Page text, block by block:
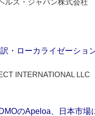
ルス・ジャパン株式会社
・ローカライゼーショ
INTERNATIONAL LLC
のApeloa、日本市